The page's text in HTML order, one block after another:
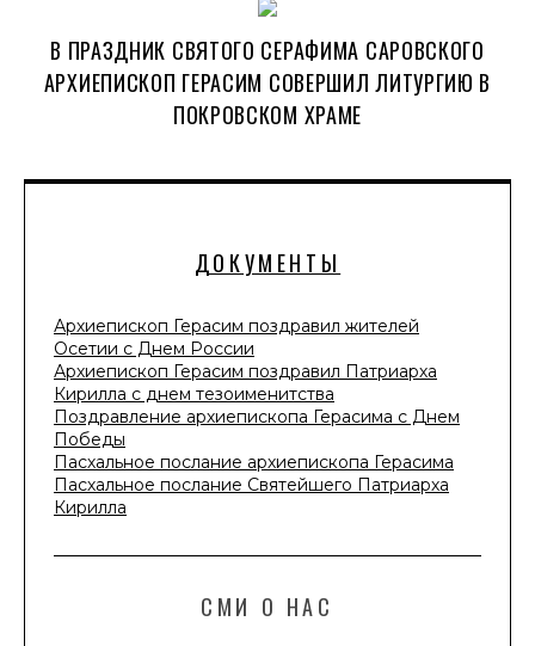
ДОКУМЕНТЫ
Архиепископ Герасим поздравил жителей
Осетии с Днем России
Архиепископ Герасим поздравил Патриарха
Кирилла с днем тезоименитства
Поздравление архиепископа Герасима с Днем
Победы
Пасхальное послание архиепископа Герасима
Пасхальное послание Святейшего Патриарха
Кирилла
СМИ О НАС
В ПРАЗДНИК СВЯТОГО СЕРАФИМА САРОВСКОГО
АРХИЕПИСКОП ГЕРАСИМ СОВЕРШИЛ ЛИТУРГИЮ В
ПОКРОВСКОМ ХРАМЕ